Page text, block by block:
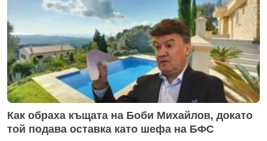
Как обраха къщата на Боби Михайлов, докато
той подава оставка като шефа на БФС